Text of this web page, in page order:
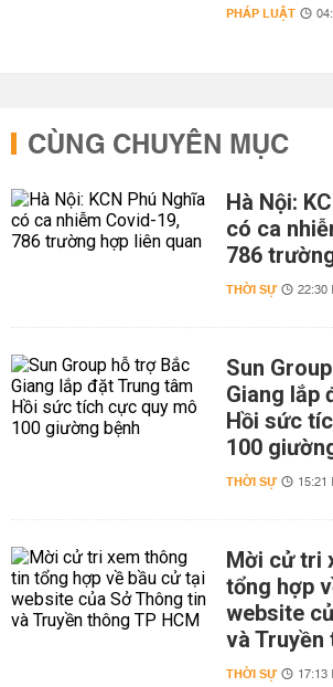
PHÁP LUẬT
CÙNG CHUYÊN MỤC
Hà Nội:
có ca
786
THỜI SỰ 22:30
Sun
Giang lắp
Hồi sức
100
THỜI SỰ 15:21
Mời cử tri
tổng hợp
website
và Truyền
THỜI SỰ 17:13